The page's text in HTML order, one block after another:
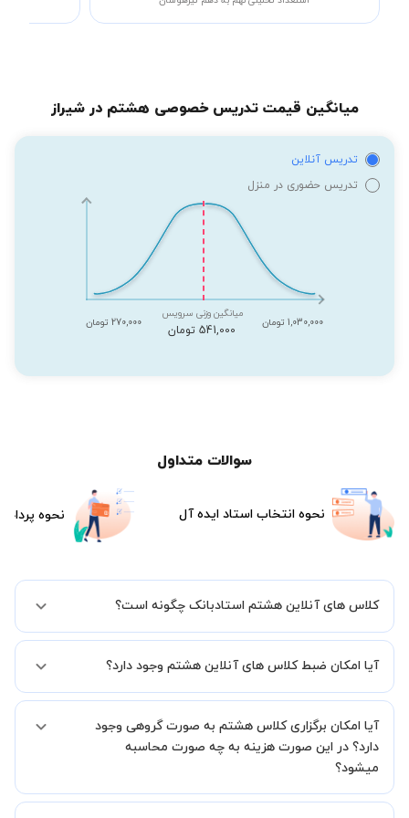
میانگین قیمت تدریس خصوصی هشتم در شیراز
تدریس آنلاین
تدریس حضوری در منزل
1,030,000 تومان
میانگین وزنی سرویس
541,000 تومان
270,000 تومان
سوالات متداول
نحوه انتخاب استاد ایده آل نحوه
کلاس های آنلاین هشتم استادبانک چگونه است؟
شما میدهیم که استاد شما پیش از جلسه تمامی موارد لازم برای برگزاری
آیا امکان ضبط کلاس های آنلاین هشتم وجود دارد؟
کنید.
آیا امکان برگزاری کلاس هشتم به صورت گروهی وجود
دارد؟ در این صورت هزینه به چه صورت محاسبه
میشود؟